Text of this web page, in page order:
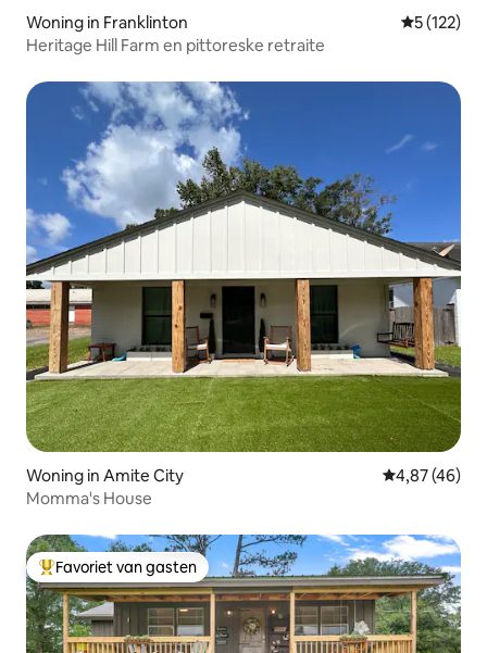
Woning in Franklinton
5 (122)
Heritage Hill Farm en pittoreske retraite
Woning in Amite City Gemiddelde
4,87 (46)
Momma's House
Topfavoriet van gasten
Favoriet van gasten